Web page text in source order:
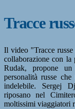
Tracce
Il video "Tracce
collaborazione con la
Rudak, propone
personalità russe
indelebile. Sergej
riposano nel
moltissimi viaggiatori